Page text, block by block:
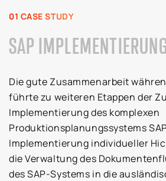
01 CASE STUDY
SAP
Die gute Zusammenarbeit
führte zu weiteren Etappen der
Implementierung des komplexen
Produktionsplanungssystems
Implementierung individueller
die Verwaltung des
des SAP-Systems in die